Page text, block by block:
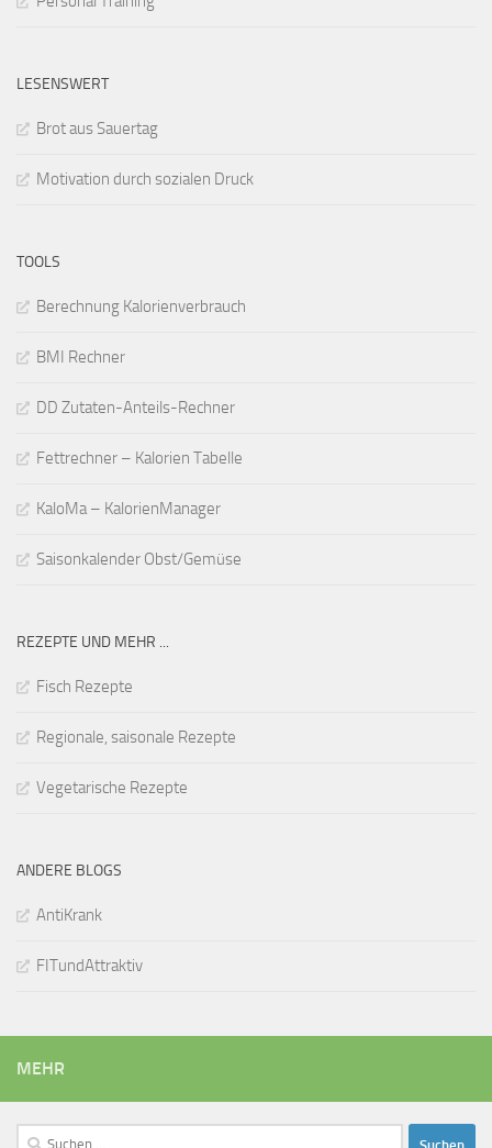
LESENSWERT
Brot aus Sauertag
Motivation durch sozialen Druck
TOOLS
Berechnung Kalorienverbrauch
BMI Rechner
DD Zutaten-Anteils-Rechner
Fettrechner – Kalorien Tabelle
KaloMa – KalorienManager
Saisonkalender Obst/Gemüse
REZEPTE UND MEHR ...
Fisch Rezepte
Regionale, saisonale Rezepte
Vegetarische Rezepte
ANDERE BLOGS
AntiKrank
FITundAttraktiv
MEHR
Suchen